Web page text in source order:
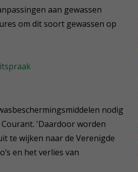
aan gewassen
om dit soort gewassen op
nodig
'Daardoor worden
te wijken naar de Verenigde
en het verlies van